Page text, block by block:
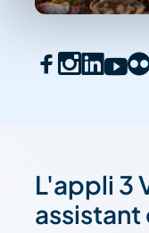
L'appli 3
assistant